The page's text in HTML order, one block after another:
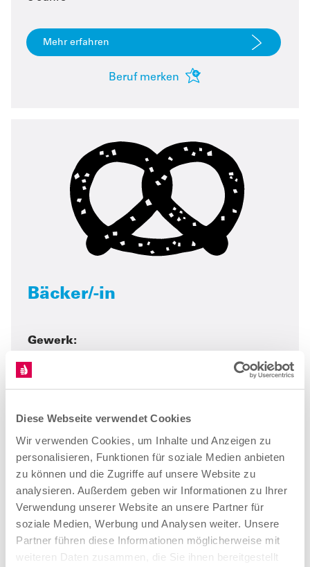
Diese Webseite verwendet Cookies
Wir verwenden Cookies, um Inhalte und Anzeigen zu
personalisieren, Funktionen für soziale Medien anbieten
zu können und die Zugriffe auf unsere Website zu
analysieren. Außerdem geben wir Informationen zu Ihrer
Verwendung unserer Website an unsere Partner für
soziale Medien, Werbung und Analysen weiter. Unsere
Partner führen diese Informationen möglicherweise mit
weiteren Daten zusammen, die Sie ihnen bereitgestellt
Mehr erfahren
Beruf merken
Bäcker/-in
Gewerk:
Lebensmittelgewerbe
Ernährung/Lebensmittel; Verkauf/Beratung
Vorlieben:
Dauer:
3 Jahre